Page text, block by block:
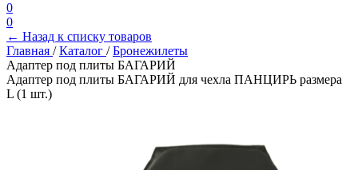
0
0
← Назад к списку товаров
Главная / Каталог / Бронежилеты
Адаптер под плиты БАГАРИЙ
Адаптер под плиты БАГАРИЙ для чехла ПАНЦИРЬ размера
L (1 шт.)